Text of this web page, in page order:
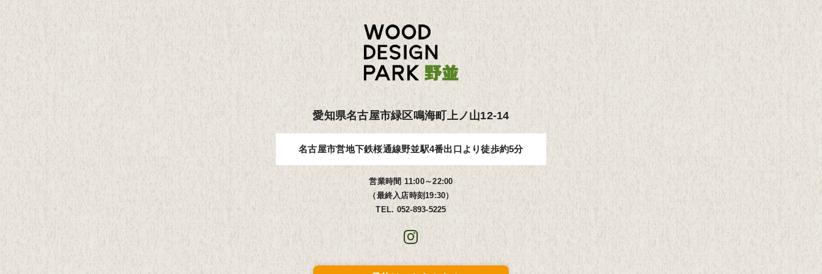
愛知県名古屋市緑区鳴海町上ノ山12-14
名古屋市営地下鉄桜通線野並駅4番出口より徒歩約5分
営業時間 11:00～22:00
（最終入店時刻19:30）
TEL. 052-893-5225